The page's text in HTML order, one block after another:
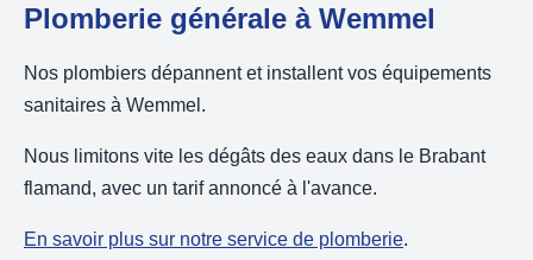
Plomberie générale à Wemmel
Nos plombiers dépannent et installent vos équipements
sanitaires à Wemmel.
Nous limitons vite les dégâts des eaux dans le Brabant
flamand, avec un tarif annoncé à l'avance.
En savoir plus sur notre service de plomberie.